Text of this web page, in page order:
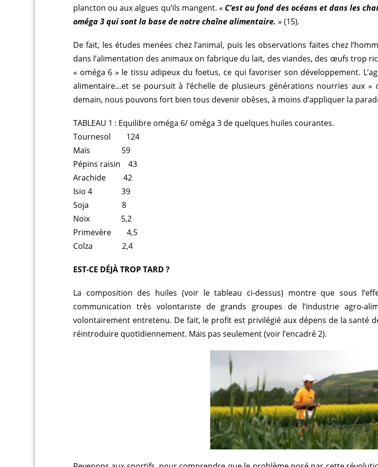
plancton ou aux algues qu’ils mangent. « C’est au fond des océans et dans les
oméga 3 qui sont la base de notre chaîne alimentaire. » (15).
De fait, les études menées chez l’animal, puis les observations faites chez
dans l’alimentation des animaux on fabrique du lait, des viandes, des œufs trop
« oméga 6 » le tissu adipeux du foetus, ce qui favoriser son développement.
alimentaire…et se poursuit à l’échelle de plusieurs générations nourries aux «
demain, nous pouvons fort bien tous devenir obèses, à moins d’appliquer la
TABLEAU 1 : Equilibre oméga 6/ oméga 3 de quelques huiles courantes.
Tournesol 124
Maïs 59
Pépins raisin 43
Arachide 42
Isio 4 39
Soja 8
Noix 5,2
Primevère 4,5
Colza 2,4
EST-CE DÉJÀ TROP TARD ?
La composition des huiles (voir le tableau ci-dessus) montre que sous
communication très volontariste de grands groupes de l’industrie agro-
volontairement entretenu. De fait, le profit est privilégié aux dépens de la santé
réintroduire quotidiennement. Mais pas seulement (voir l’encadré 2).